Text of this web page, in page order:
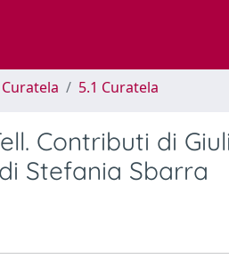
5.1 Curatela
Contributi di
Stefania Sbarra